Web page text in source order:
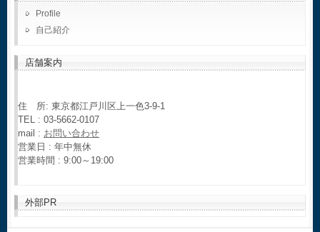
Profile
自己紹介
店舗案内
住 所: 東京都江戸川区上一色3-9-1
TEL : 03-5662-0107
mail : お問い合わせ
営業日 : 年中無休
営業時間 : 9:00～19:00
外部PR